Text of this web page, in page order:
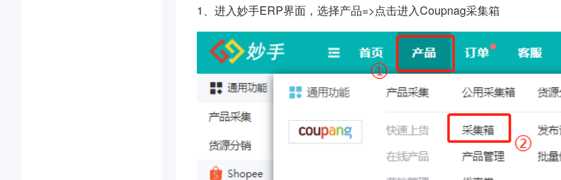
1、 进入妙手ERP界面，选择产品=>点击进入Coupnag采集箱